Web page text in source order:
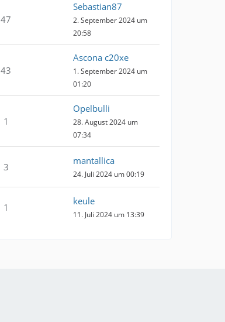
47
Sebastian87
2. September 2024 um
20:58
43
Ascona c20xe
1. September 2024 um
01:20
1
Opelbulli
28. August 2024 um
07:34
3
mantallica
24. Juli 2024 um 00:19
1
keule
11. Juli 2024 um 13:39